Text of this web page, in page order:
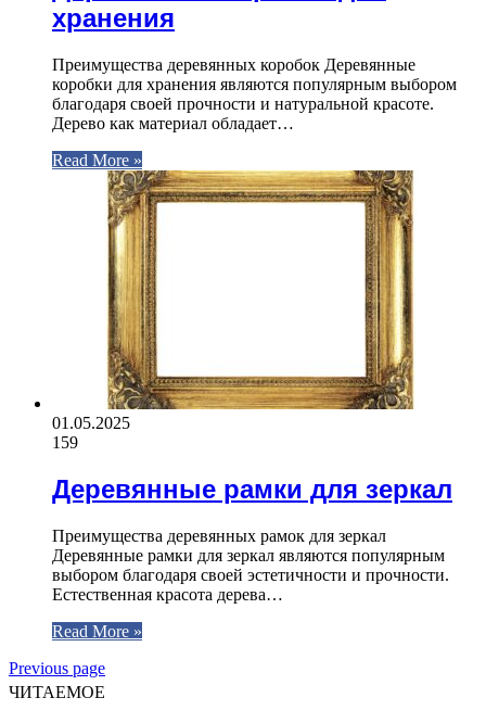
хранения
Преимущества деревянных коробок Деревянные
коробки для хранения являются популярным выбором
благодаря своей прочности и натуральной красоте.
Дерево как материал обладает…
Read More »
01.05.2025
159
Деревянные рамки для зеркал
Преимущества деревянных рамок для зеркал
Деревянные рамки для зеркал являются популярным
выбором благодаря своей эстетичности и прочности.
Естественная красота дерева…
Read More »
Previous page
ЧИТАЕМОЕ